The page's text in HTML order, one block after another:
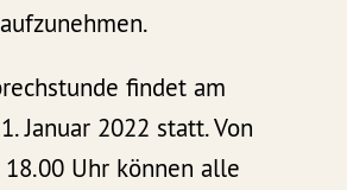
findet am
Januar 2022 statt. Von
Uhr können alle